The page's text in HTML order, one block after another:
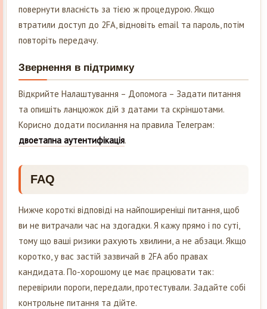
повернути власність за тією ж процедурою. Якщо
втратили доступ до 2FA, відновіть email та пароль, потім
повторіть передачу.
Звернення в підтримку
Відкрийте Налаштування – Допомога – Задати питання
та опишіть ланцюжок дій з датами та скріншотами.
Корисно додати посилання на правила Телеграм:
двоетапна аутентифікація.
FAQ
Нижче короткі відповіді на найпоширеніші питання, щоб
ви не витрачали час на здогадки. Я кажу прямо і по суті,
тому що ваші ризики рахують хвилини, а не абзаци. Якщо
коротко, у вас застій зазвичай в 2FA або правах
кандидата. По-хорошому це має працювати так:
перевірили пороги, передали, протестували. Задайте собі
контрольне питання та дійте.